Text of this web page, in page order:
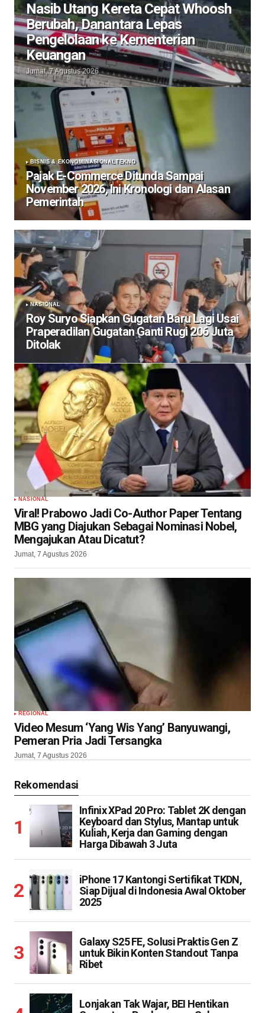
Nasib Utang Kereta Cepat Whoosh
Berubah, Danantara Lepas
Pengelolaan ke Kementerian
Keuangan
Jumat, 7 Agustus 2026
BISNIS & EKONOMINASIONALTEKNO
Pajak E-Commerce Ditunda Sampai
November 2026, Ini Kronologi dan Alasan
Pemerintah
NASIONAL
Roy Suryo Siapkan Gugatan Baru Lagi Usai
Praperadilan Gugatan Ganti Rugi 206 Juta
Ditolak
NASIONAL
Viral! Prabowo Jadi Co-Author Paper Tentang
MBG yang Diajukan Sebagai Nominasi Nobel,
Mengajukan Atau Dicatut?
Jumat, 7 Agustus 2026
REGIONAL
Video Mesum ‘Yang Wis Yang’ Banyuwangi,
Pemeran Pria Jadi Tersangka
Jumat, 7 Agustus 2026
Rekomendasi
Infinix XPad 20 Pro: Tablet 2K dengan
Keyboard dan Stylus, Mantap untuk
Kuliah, Kerja dan Gaming dengan
Harga Dibawah 3 Juta
iPhone 17 Kantongi Sertifikat TKDN,
Siap Dijual di Indonesia Awal Oktober
2025
Galaxy S25 FE, Solusi Praktis Gen Z
untuk Bikin Konten Standout Tanpa
Ribet
Lonjakan Tak Wajar, BEI Hentikan